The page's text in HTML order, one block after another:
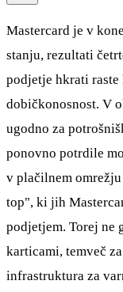
Mastercard je v
stanju, rezultati
podjetje hkrati raste
dobičkonosnost. V
ugodno za
ponovno potrdile
v plačilnem
top", ki jih
podjetjem. Torej ne
karticami, temveč
infrastruktura za